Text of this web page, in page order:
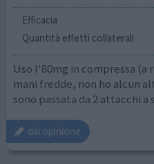
Efficacia
Quantità effetti collaterali
Uso l'80mg in compressa
mani fredde, non ho alcun
sono passata da 2 attacchi a
dai opinione